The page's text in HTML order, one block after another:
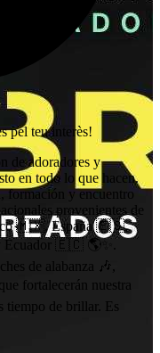
pel teu interès!
de adoradores y
en todo lo que hacen.
formación y encuentro
provenientes de
🇲🇽, España 🇪🇸,
🇪🇨 🌎✨.
de alabanza 🎶,
fortalecerán nuestra
tiempo de brillar. Es